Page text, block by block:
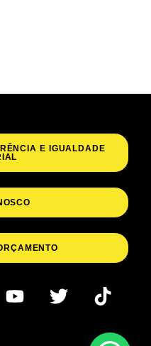
E IGUALDADE